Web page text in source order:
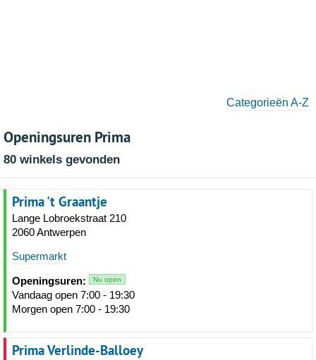
Categorieën A-Z
Openingsuren Prima
80 winkels gevonden
Prima 't Graantje
Lange Lobroekstraat 210
2060 Antwerpen
Supermarkt
Openingsuren: Nu open
Vandaag open 7:00 - 19:30
Morgen open 7:00 - 19:30
Prima Verlinde-Balloey